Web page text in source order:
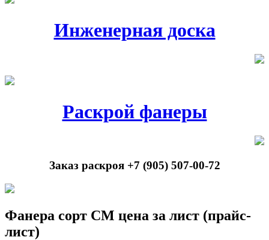
Инженерная доска
Раскрой фанеры
Заказ раскроя +7 (905) 507-00-72
Фанера сорт СМ цена за лист (прайс-
лист)